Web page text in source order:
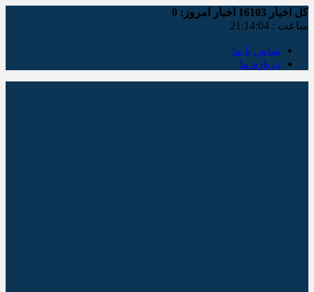
کل اخبار اخبار امروز: 0
ساعت : 21:14:04
تماس با ما
درباره ما